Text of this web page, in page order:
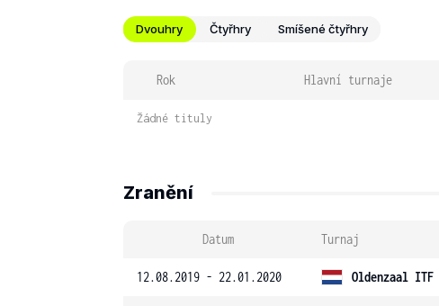
Dvouhry Čtyřhry Smíšené čtyřhry
Rok Hlavní turnaje
Žádné tituly
Zranění
Datum Turnaj
12.08.2019 - 22.01.2020 Oldenzaal ITF